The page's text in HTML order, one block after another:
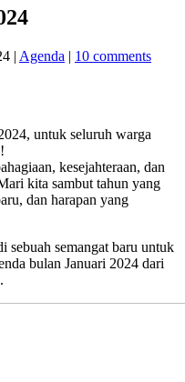
| Agenda | 10 comments
untuk seluruh warga
kesejahteraan, dan
kita sambut tahun yang
dan harapan yang
sebuah semangat baru untuk
bulan Januari 2024 dari